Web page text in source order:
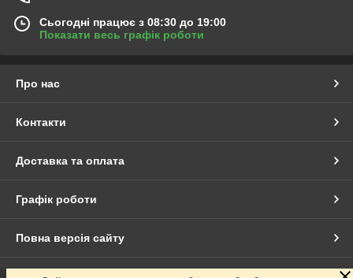
Сьогодні працює з 08:30 до 19:00
Показати весь графік роботи
Про нас
Контакти
Доставка та оплата
Графік роботи
Повна версія сайту